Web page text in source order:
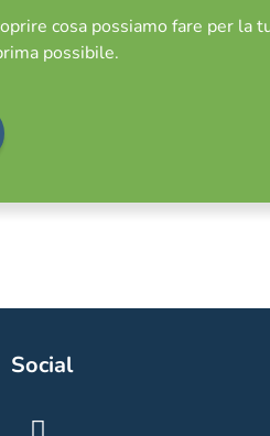
cosa possiamo fare per la
possibile.
Social